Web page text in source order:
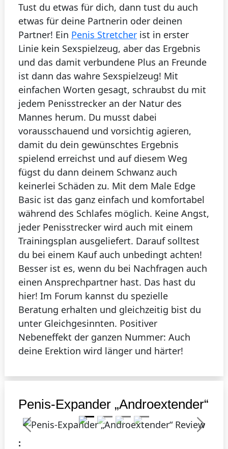
Tust du etwas für dich, dann tust du auch
etwas für deine Partnerin oder deinen
Partner! Ein Penis Stretcher ist in erster
Linie kein Sexspielzeug, aber das Ergebnis
und das damit verbundene Plus an Freunde
ist dann das wahre Sexspielzeug! Mit
einfachen Worten gesagt, schraubst du mit
jedem Penisstrecker an der Natur des
Mannes herum. Du musst dabei
vorausschauend und vorsichtig agieren,
damit du dein gewünschtes Ergebnis
spielend erreichst und auf diesem Weg
fügst du dann deinem Schwanz auch
keinerlei Schäden zu. Mit dem Male Edge
Basic ist das ganz einfach und komfortabel
während des Schlafes möglich. Keine Angst,
jeder Penisstrecker wird auch mit einem
Trainingsplan ausgeliefert. Darauf solltest
du bei einem Kauf auch unbedingt achten!
Besser ist es, wenn du bei Nachfragen auch
einen Ansprechpartner hast. Das hast du
hier! Im Forum kannst du spezielle
Beratung erhalten und gleichzeitig bist du
unter Gleichgesinnten. Positiver
Nebeneffekt der ganzen Nummer: Auch
deine Erektion wird länger und härter!
Penis-Expander „Androextender“
Previous
Next
: